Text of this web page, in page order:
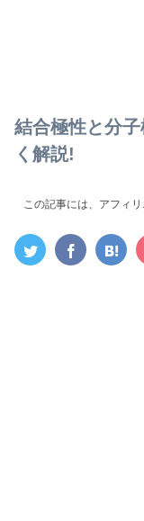
結合極性と分
く解説!
この記事には、アフィ